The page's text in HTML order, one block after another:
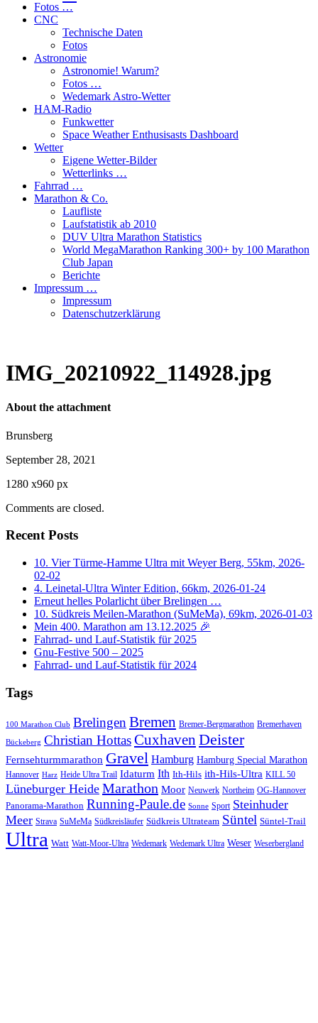
Fotos …
CNC
Technische Daten
Fotos
Astronomie
Astronomie! Warum?
Fotos …
Wedemark Astro-Wetter
HAM-Radio
Funkwetter
Space Weather Enthusisasts Dashboard
Wetter
Eigene Wetter-Bilder
Wetterlinks …
Fahrrad …
Marathon & Co.
Laufliste
Laufstatistik ab 2010
DUV Ultra Marathon Statistics
World MegaMarathon Ranking 300+ by 100 Marathon
Club Japan
Berichte
Impressum …
Impressum
Datenschutzerklärung
IMG_20210922_114928.jpg
About the attachment
Brunsberg
September 28, 2021
1280 x960 px
Comments are closed.
Recent Posts
10. Vier Türme-Hamme Ultra mit Weyer Berg, 55km, 2026-
02-02
4. Leinetal-Ultra Winter Edition, 66km, 2026-01-24
Erneut helles Polarlicht über Brelingen …
10. Südkreis Meilen-Marathon (SuMeMa), 69km, 2026-01-03
Mein 400. Marathon am 13.12.2025 🎉
Fahrrad- und Lauf-Statistik für 2025
Gnu-Festive 500 – 2025
Fahrrad- und Lauf-Statistik für 2024
Tags
100 Marathon Club BrelingenBremen Bremer-Bergmarathon Bremerhaven
Bückeberg Christian HottasCuxhaven Deister
Fernsehturmmarathon Gravel Hamburg Hamburg Special Marathon
Hannover Harz Heide Ultra Trail Idaturm Ith Ith-Hils ith-Hils-Ultra KILL 50
Lüneburger Heide Marathon Moor Neuwerk Northeim OG-Hannover
Panorama-Marathon Running-Paule.de Sonne Sport Steinhuder
Meer Strava SuMeMa Südkreisläufer Südkreis Ultrateam Süntel Süntel-Trail
Ultra Watt Watt-Moor-Ultra Wedemark Wedemark Ultra Weser Weserbergland